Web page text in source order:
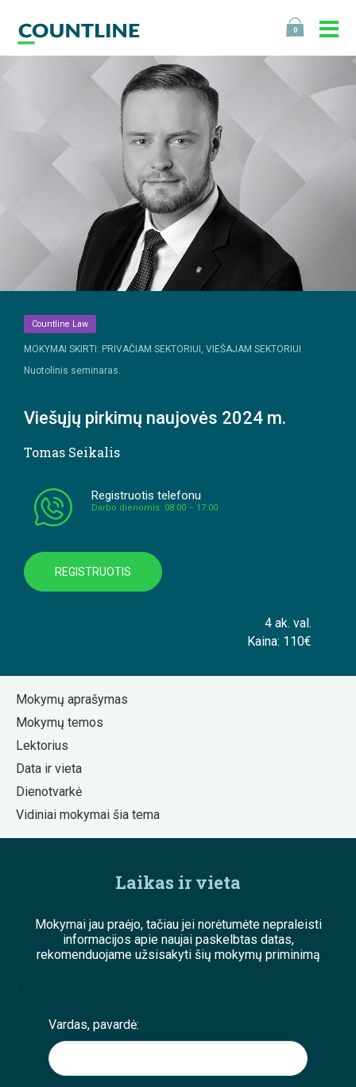
0
Countline Law
MOKYMAI SKIRTI: PRIVAČIAM SEKTORIUI, VIEŠAJAM SEKTORIUI
Nuotolinis seminaras.
Viešųjų pirkimų naujovės 2024 m.
Tomas Seikalis
Registruotis telefonu
Darbo dienomis: 08:00 – 17:00
REGISTRUOTIS
4 ak. val.
Kaina: 110€
Mokymų aprašymas
Mokymų temos
Lektorius
Data ir vieta
Dienotvarkė
Vidiniai mokymai šia tema
Laikas ir vieta
Mokymai jau praėjo, tačiau jei norėtumėte nepraleisti
informacijos apie naujai paskelbtas datas,
rekomenduojame užsisakyti šių mokymų priminimą
;
Vardas, pavardė: